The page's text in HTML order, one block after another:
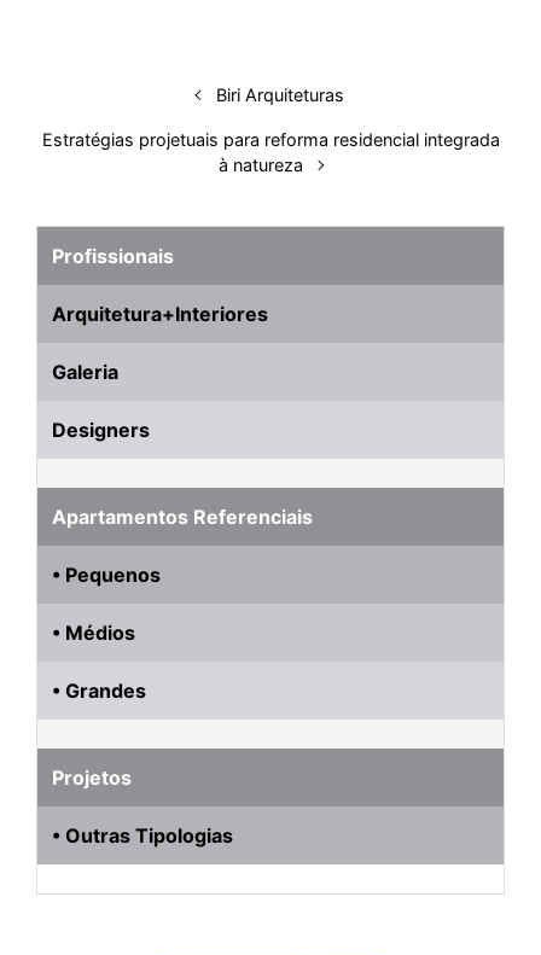
Biri Arquiteturas
Estratégias projetuais para reforma residencial integrada
à natureza
Profissionais
Arquitetura+Interiores
Galeria
Designers
Apartamentos Referenciais
• Pequenos
• Médios
• Grandes
Projetos
• Outras Tipologias